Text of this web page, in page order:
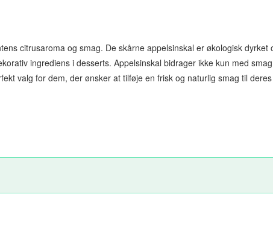
citrusaroma og smag. De skårne appelsinskal er økologisk
ingrediens i desserts. Appelsinskal bidrager ikke kun med
valg for dem, der ønsker at tilføje en frisk og naturlig smag til